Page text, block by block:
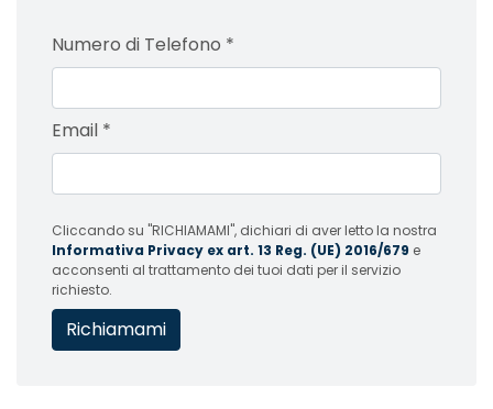
Numero di Telefono *
Email *
Cliccando su "RICHIAMAMI", dichiari di aver letto la nostra
Informativa Privacy ex art. 13 Reg. (UE) 2016/679 e
acconsenti al trattamento dei tuoi dati per il servizio
richiesto.